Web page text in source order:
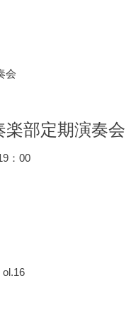
会
楽部定期演奏会
：00